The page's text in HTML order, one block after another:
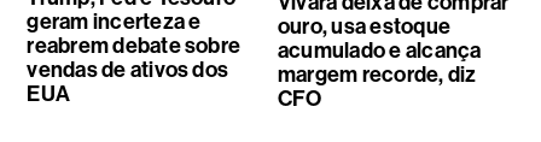
geram incerteza e
reabrem debate sobre
vendas de ativos dos
EUA
ouro, usa estoque
acumulado e alcança
margem recorde, diz
CFO